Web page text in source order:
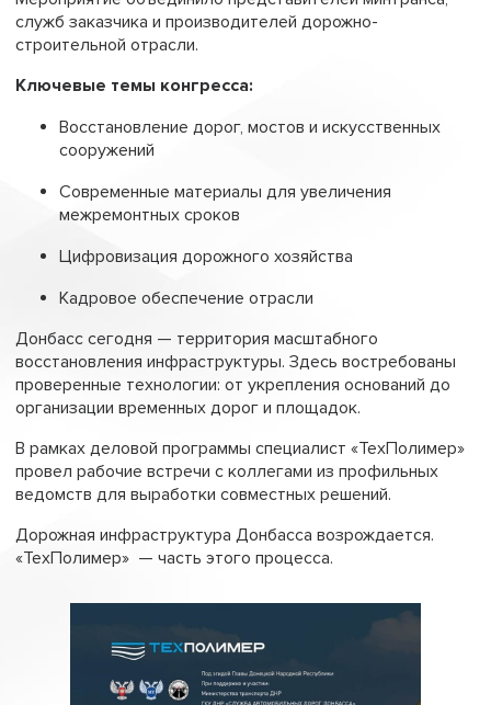
служб заказчика и производителей дорожно-
строительной отрасли.
Ключевые темы конгресса:
Восстановление дорог, мостов и искусственных
сооружений
Современные материалы для увеличения
межремонтных сроков
Цифровизация дорожного хозяйства
Кадровое обеспечение отрасли
Донбасс сегодня — территория масштабного
восстановления инфраструктуры. Здесь востребованы
проверенные технологии: от укрепления оснований до
организации временных дорог и площадок.
В рамках деловой программы специалист «ТехПолимер»
провел рабочие встречи с коллегами из профильных
ведомств для выработки совместных решений.
Дорожная инфраструктура Донбасса возрождается.
«ТехПолимер» — часть этого процесса.